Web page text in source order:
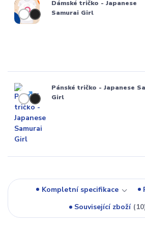
Dámské tričko - Japanese
Samurai Girl
Pánské tričko - Japanese
Girl
Kompletní specifikace
Související zboží
10